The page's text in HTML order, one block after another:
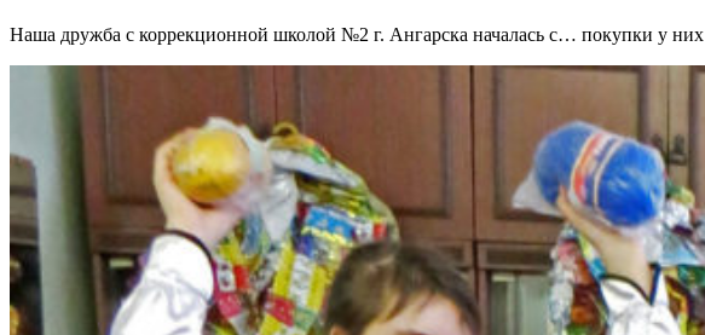
Наша дружба с коррекционной школой №2 г. Ангарска началась с… покупки у них